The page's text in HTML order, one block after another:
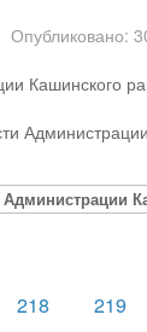
Опубликовано:
Кашинского
218 219